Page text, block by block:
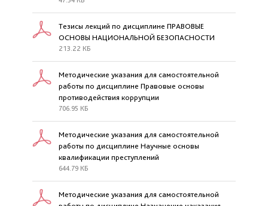
Тезисы лекций по дисциплине ПРАВОВЫЕ
ОСНОВЫ НАЦИОНАЛЬНОЙ БЕЗОПАСНОСТИ
213.22 КБ
Методические указания для самостоятельной
работы по дисциплине Правовые основы
противодействия коррупции
706.95 КБ
Методические указания для самостоятельной
работы по дисциплине Научные основы
квалификации преступлений
644.79 КБ
Методические указания для самостоятельной